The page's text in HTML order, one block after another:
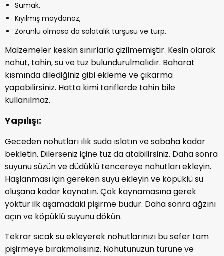
Sumak,
Kıyılmış maydanoz,
Zorunlu olmasa da salatalık turşusu ve turp.
Malzemeler keskin sınırlarla çizilmemiştir. Kesin olarak
nohut, tahin, su ve tuz bulundurulmalıdır. Baharat
kısmında dilediğiniz gibi ekleme ve çıkarma
yapabilirsiniz. Hatta kimi tariflerde tahin bile
kullanılmaz.
Yapılışı:
Geceden nohutları ılık suda ıslatın ve sabaha kadar
bekletin. Dilerseniz içine tuz da atabilirsiniz. Daha sonra
suyunu süzün ve düdüklü tencereye nohutları ekleyin.
Haşlanması için gereken suyu ekleyin ve köpüklü su
oluşana kadar kaynatın. Çok kaynamasına gerek
yoktur ilk aşamadaki pişirme budur. Daha sonra ağzını
açın ve köpüklü suyunu dökün.
Tekrar sıcak su ekleyerek nohutlarınızı bu sefer tam
pişirmeye bırakmalısınız. Nohutunuzun türüne ve